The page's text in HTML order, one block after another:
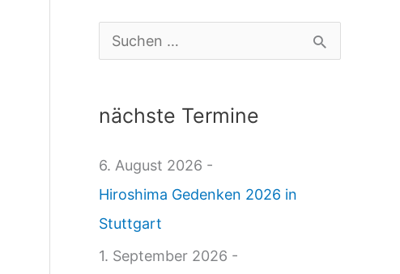
e
s
t
u
hnächste Termine
6. August 2026 -
Hiroshima Gedenken 2026 in
Stuttgart
1. September 2026 -